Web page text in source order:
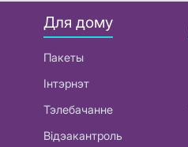
Для дому
Пакеты
Інтэрнэт
Тэлебачанне
Відэакантроль